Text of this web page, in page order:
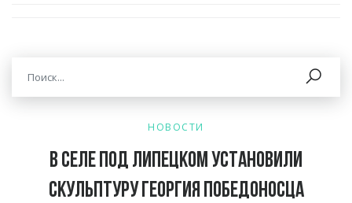
НОВОСТИ
В селе под Липецком установили
скульптуру Георгия Победоносца